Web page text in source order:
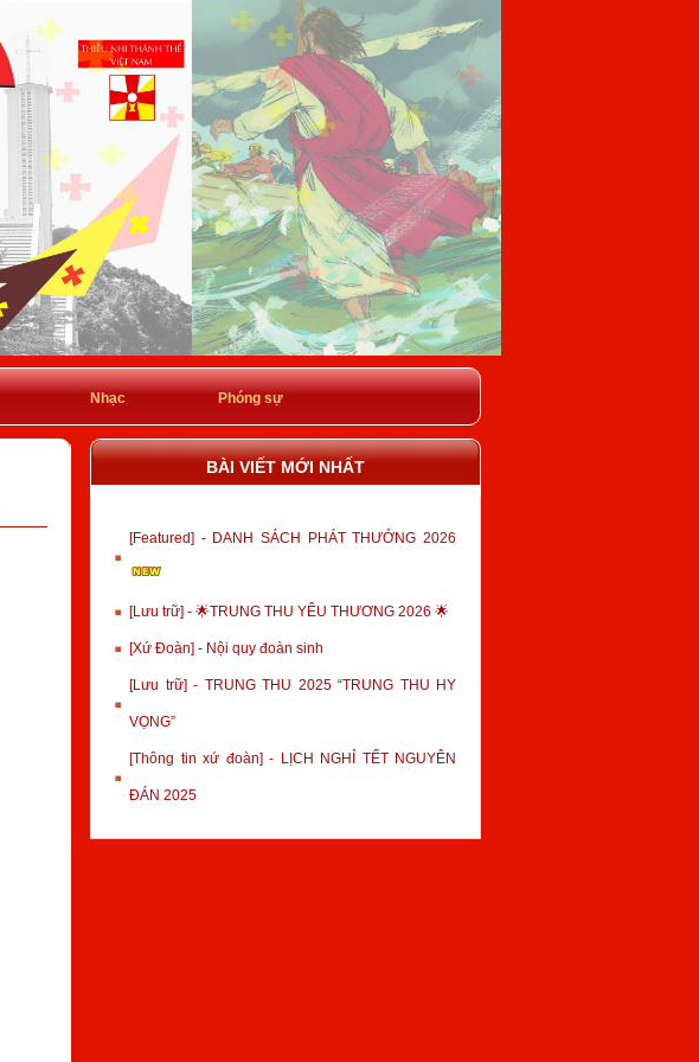
Nhạc Phóng sự
BÀI VIẾT MỚI NHẤT
[Featured] - DANH SÁCH PHÁT THƯỞNG 2026
[Lưu trữ] - 🌟TRUNG THU YÊU THƯƠNG 2026 🌟
[Xứ Đoàn] - Nội quy đoàn sinh
[Lưu trữ] - TRUNG THU 2025 “TRUNG THU HY
VỌNG”
[Thông tin xứ đoàn] - LỊCH NGHỈ TẾT NGUYÊN
ĐÁN 2025